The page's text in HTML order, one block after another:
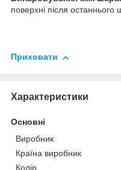
поверхні після
Приховати
Характеристики
Основні
Виробник
Країна виробник
Колір